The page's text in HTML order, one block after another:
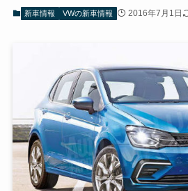
新車情報 VWの新車情報 2016年7月1日